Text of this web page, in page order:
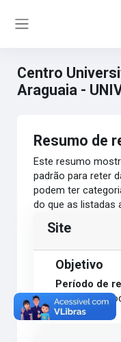
Centro
Araguaia -
Resumo de
Este resumo
padrão para reter
podem ter
do que as listadas
Site
Objetivo
Período de
Nenhum